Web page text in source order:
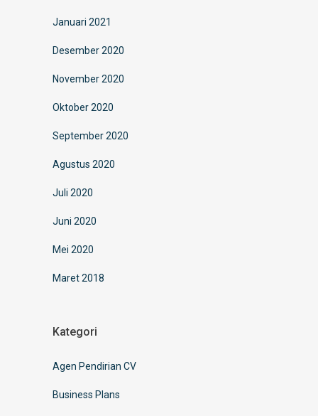
Januari 2021
Desember 2020
November 2020
Oktober 2020
September 2020
Agustus 2020
Juli 2020
Juni 2020
Mei 2020
Maret 2018
Kategori
Agen Pendirian CV
Business Plans